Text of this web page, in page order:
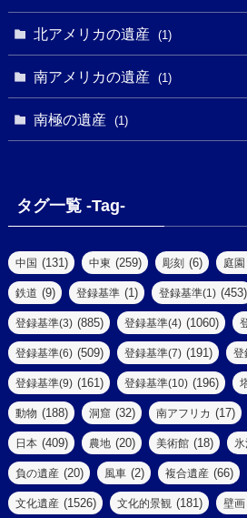
(7)
(5)
(39)
(290)
(7)
(6)
(3)
(3)
(16)
(62)
(14)
(61)
(9)
(2)
(17)
(8)
(73)
(2)
(2)
(8)
(4)
(8)
(2)
(2)
(10)
(7)
(2)
(47)
(1)
(18)
(2)
(1)
(1)
(1)
(2)
(2)
(3)
北アメリカの遺産 (1)
(1)
(1)
南アメリカの遺産 (1)
南極の遺産 (1)
タグ一覧 -Tag-
中国 (131) 中東 (259) 彫刻 (6) 庭園
鉄道 (9) 登録基準 (1) 登録基準(1) (453)
登録基準(3) (885) 登録基準(4) (1060)
登録基準(6) (509) 登録基準(7) (191) 登
登録基準(9) (161) 登録基準(10) (196)
動物 (188) 洞窟 (32) 南アフリカ (17)
日本 (409) 農地 (20) 美術館 (18)
負の遺産 (20) 風車 (2) 複合遺産 (66)
文化遺産 (1526) 文化的景観 (181) 壁画